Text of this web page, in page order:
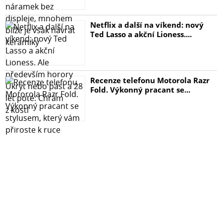
Netflix a další na víkend: nový
Ted Lasso a akční Lioness....
Recenze telefonu Motorola Razr
Fold. Výkonný pracant se...